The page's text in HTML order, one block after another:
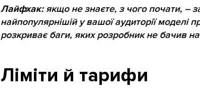
Лайфхак:якщо не знаєте, з чого почати, –
найпопулярнішій у вашої аудиторії моделі
розкриває баги, яких розробник не бачив
Ліміти й тарифи